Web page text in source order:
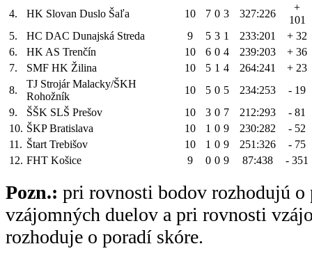
4.
HK Slovan Duslo Šaľa 10 7 0 3 327:226
+
101
5.
HC DAC Dunajská Streda 9 5 3 1 233:201
+ 32
6.
HK AS Trenčín 10 6 0 4 239:203
+ 36
7.
SMF HK Žilina 10 5 1 4 264:241
+ 23
8.
TJ Strojár Malacky/ŠKH
Rohožník
10 5 0 5 234:253
- 19
9.
ŠŠK SLŠ Prešov 10 3 0 7 212:293
- 81
10. ŠKP Bratislava 10 1 0 9 230:282
- 52
11. Štart Trebišov 10 1 0 9 251:326
- 75
12. FHT Košice 9 0 0 9 87:438 - 351
Pozn.: pri rovnosti bodov rozhodujú o
vzájomných duelov a pri rovnosti
rozhoduje o poradí skóre.